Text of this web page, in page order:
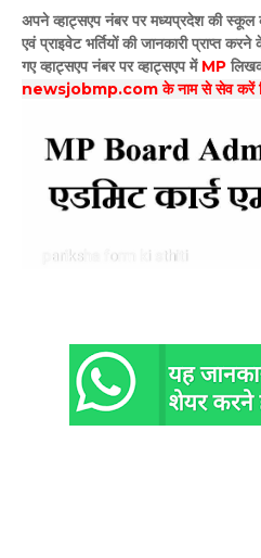
अपने व्हाट्सएप नंबर पर मध्यप्रदेश की स्कूल
एवं प्राइवेट भर्तियों की जानकारी प्राप्त करने
गएव्हाट्सएपनंबर पर व्हाट्सएप में MP
newsjobmp.com के नाम से सेव करें